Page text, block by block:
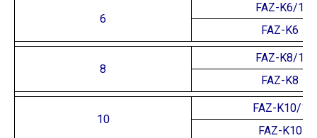
6
FAZ-K6/1
FAZ-K6
8
FAZ-K8/1
FAZ-K8
10
FAZ-K10/1
FAZ-K10